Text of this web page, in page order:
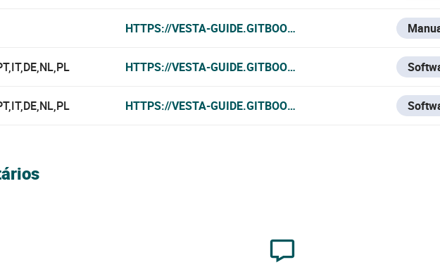
HTTPS://VESTA-GUIDE.GITBOOK.IO/VESTA-KNOWLEDGE-
HTTPS://VESTA-GUIDE.GITBOOK.IO/VESTA-GUIDE/
HTTPS://VESTA-GUIDE.GITBOOK.IO/VESTA-GUIDE/